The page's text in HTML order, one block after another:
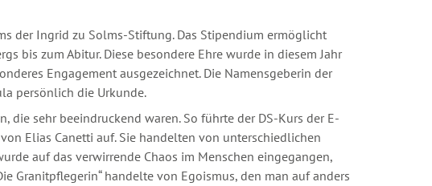
der Ingrid zu Solms-Stiftung. Das Stipendium ermöglicht
bis zum Abitur. Diese besondere Ehre wurde in diesem Jahr
Engagement ausgezeichnet. Die Namensgeberin der
persönlich die Urkunde.
die sehr beeindruckend waren. So führte der DS-Kurs der E-
Elias Canetti auf. Sie handelten von unterschiedlichen
auf das verwirrende Chaos im Menschen eingegangen,
Granitpflegerin“ handelte von Egoismus, den man auf anders